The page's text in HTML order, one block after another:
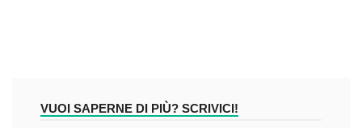
VUOI SAPERNE DI PIÙ? SCRIVICI!